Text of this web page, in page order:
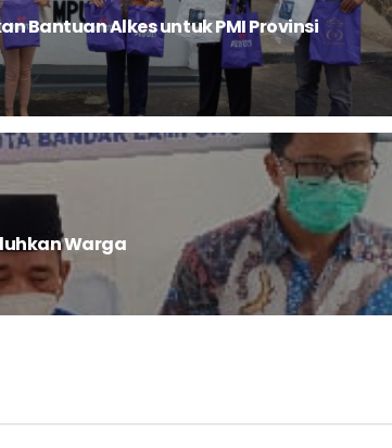
Bantuan Alkes untuk PMI Provinsi
Warga